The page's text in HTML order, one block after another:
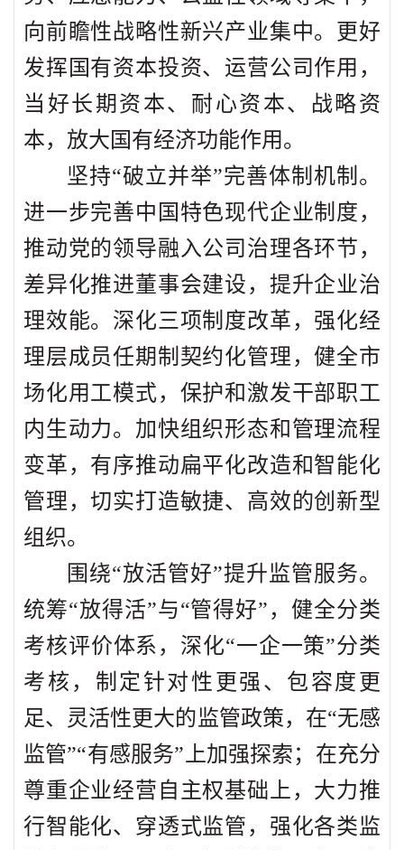
向前瞻性战略性新兴产业集中。更好
发挥国有资本投资、运营公司作用，
当好长期资本、耐心资本、战略资
本，放大国有经济功能作用。
坚持“破立并举”完善体制机制。
进一步完善中国特色现代企业制度，
推动党的领导融入公司治理各环节，
差异化推进董事会建设，提升企业治
理效能。深化三项制度改革，强化经
理层成员任期制契约化管理，健全市
场化用工模式，保护和激发干部职工
内生动力。加快组织形态和管理流程
变革，有序推动扁平化改造和智能化
管理，切实打造敏捷、高效的创新型
组织。
围绕“放活管好”提升监管服务。
统筹“放得活”与“管得好”，健全分类
考核评价体系，深化“一企一策”分类
考核，制定针对性更强、包容度更
足、灵活性更大的监管政策，在“无感
监管”“有感服务”上加强探索；在充分
尊重企业经营自主权基础上，大力推
行智能化、穿透式监管，强化各类监